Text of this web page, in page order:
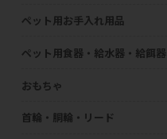
ペット用お手入れ用品
ペット用食器・給水器・給餌器
おもちゃ
首輪・胴輪・リード